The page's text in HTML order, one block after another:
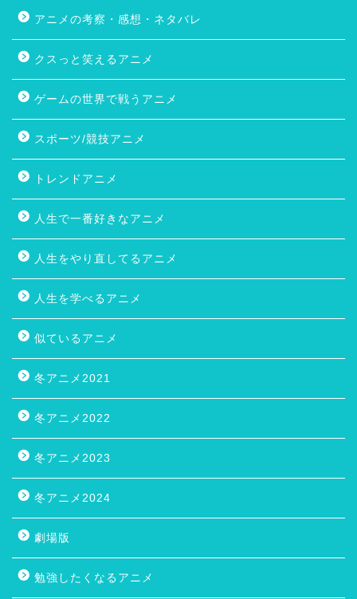
アニメの考察・感想・ネタバレ
クスっと笑えるアニメ
ゲームの世界で戦うアニメ
スポーツ/競技アニメ
トレンドアニメ
人生で一番好きなアニメ
人生をやり直してるアニメ
人生を学べるアニメ
似ているアニメ
冬アニメ2021
冬アニメ2022
冬アニメ2023
冬アニメ2024
劇場版
勉強したくなるアニメ